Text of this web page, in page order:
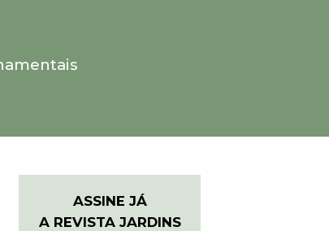
ASSINE JÁ
A REVISTA JARDINS